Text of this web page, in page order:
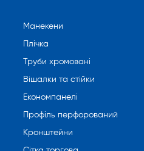
Манекени
Плічка
Труби хромовані
Вішалки та стійки
Економпанелі
Профіль перфорований
Кронштейни